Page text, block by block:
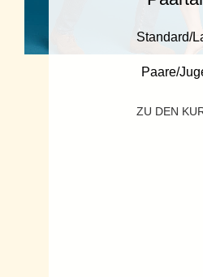
Standard/
Paare/
ZU DEN